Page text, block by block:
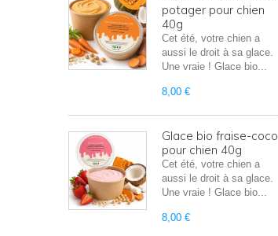
potager pour chien
40g
Cet été, votre chien a
aussi le droit à sa glace.
Une vraie ! Glace bio...
8,00 €
Glace bio fraise-coco
pour chien 40g
Cet été, votre chien a
aussi le droit à sa glace.
Une vraie ! Glace bio...
8,00 €